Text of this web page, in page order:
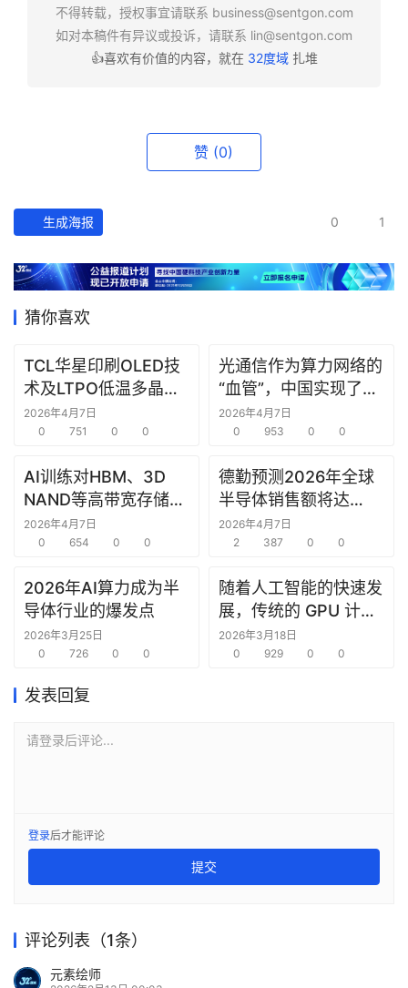
不得转载，授权事宜请联系 business@sentgon.com
如对本稿件有异议或投诉，请联系 lin@sentgon.com
👍喜欢有价值的内容，就在 32度域扎堆
赞 (0)
生成海报 0 1
猜你喜欢
TCL华星印刷OLED技
术及LTPO低温多晶硅
技术在ICDT 2026展会
上亮相
2026年4月7日
0
751 0 0
光通信作为算力网络的
“血管”，中国实现了24
芯光纤2.5Pb/s实时双
向传输，刷新纪录
2026年4月7日
0
953 0 0
AI训练对HBM、3D
NAND等高带宽存储器
件的需求强劲
2026年4月7日
0
654 0 0
德勤预测2026年全球
半导体销售额将达
9750亿美元
2026年4月7日
2
387 0 0
2026年AI算力成为半
导体行业的爆发点
2026年3月25日
0
726 0 0
随着人工智能的快速发
展，传统的 GPU 计算
架构正面临挑战
2026年3月18日
0
929 0 0
发表回复
请登录后评论...
登录后才能评论
提交
评论列表（1条）
元素绘师